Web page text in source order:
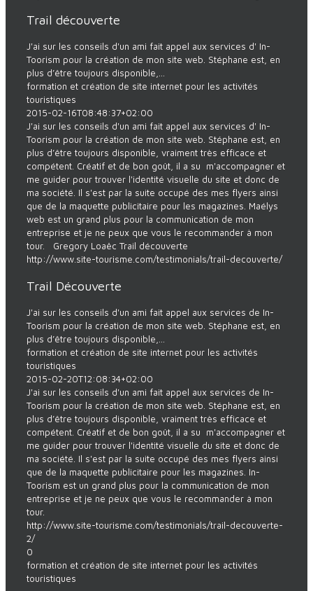
Trail découverte
J'ai sur les conseils d'un ami fait appel aux services d' In-
Toorism pour la création de mon site web. Stéphane est, en
plus d’être toujours disponible,...
formation et création de site internet pour les activités
touristiques
2015-02-16T08:48:37+02:00
J'ai sur les conseils d'un ami fait appel aux services d' In-
Toorism pour la création de mon site web. Stéphane est, en
plus d’être toujours disponible, vraiment très efficace et
compétent. Créatif et de bon goût, il a su m'accompagner et
me guider pour trouver l'identité visuelle du site et donc de
ma société. Il s'est par la suite occupé des mes flyers ainsi
que de la maquette publicitaire pour les magazines. Maélys
web est un grand plus pour la communication de mon
entreprise et je ne peux que vous le recommander à mon
tour. Gregory Loaëc Trail découverte
http://www.site-tourisme.com/testimonials/trail-decouverte/
Trail Découverte
J'ai sur les conseils d'un ami fait appel aux services de In-
Toorism pour la création de mon site web. Stéphane est, en
plus d’être toujours disponible,...
formation et création de site internet pour les activités
touristiques
2015-02-20T12:08:34+02:00
J'ai sur les conseils d'un ami fait appel aux services de In-
Toorism pour la création de mon site web. Stéphane est, en
plus d’être toujours disponible, vraiment très efficace et
compétent. Créatif et de bon goût, il a su m'accompagner et
me guider pour trouver l'identité visuelle du site et donc de
ma société. Il s'est par la suite occupé des mes flyers ainsi
que de la maquette publicitaire pour les magazines. In-
Toorism est un grand plus pour la communication de mon
entreprise et je ne peux que vous le recommander à mon
tour.
http://www.site-tourisme.com/testimonials/trail-decouverte-
2/
0
formation et création de site internet pour les activités
touristiques